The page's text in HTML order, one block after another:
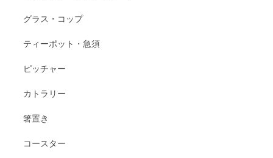
グラス・コップ
ティーポット・急須
ピッチャー
カトラリー
箸置き
コースター